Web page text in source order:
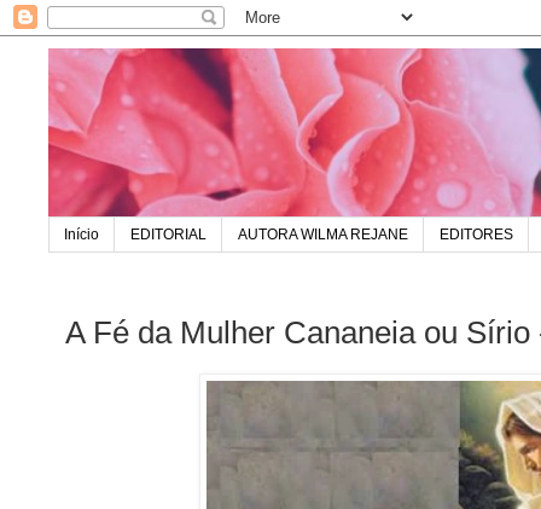
Início EDITORIAL AUTORA WILMA REJANE EDITORES
A Fé da Mulher Cananeia ou Sírio